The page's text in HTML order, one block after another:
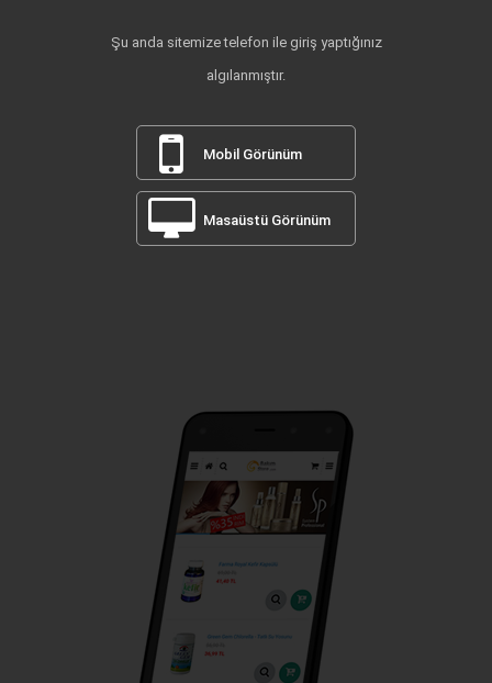
Şu anda sitemize telefon ile giriş yaptığınız
algılanmıştır.
Mobil Görünüm
Masaüstü Görünüm